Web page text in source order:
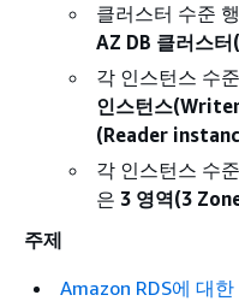
클러스터 수준
AZ DB 클러스
각 인스턴스 수
인스턴스
(Reader
각 인스턴스 수
은 3 영역(3
주제
Amazon RDS에 대